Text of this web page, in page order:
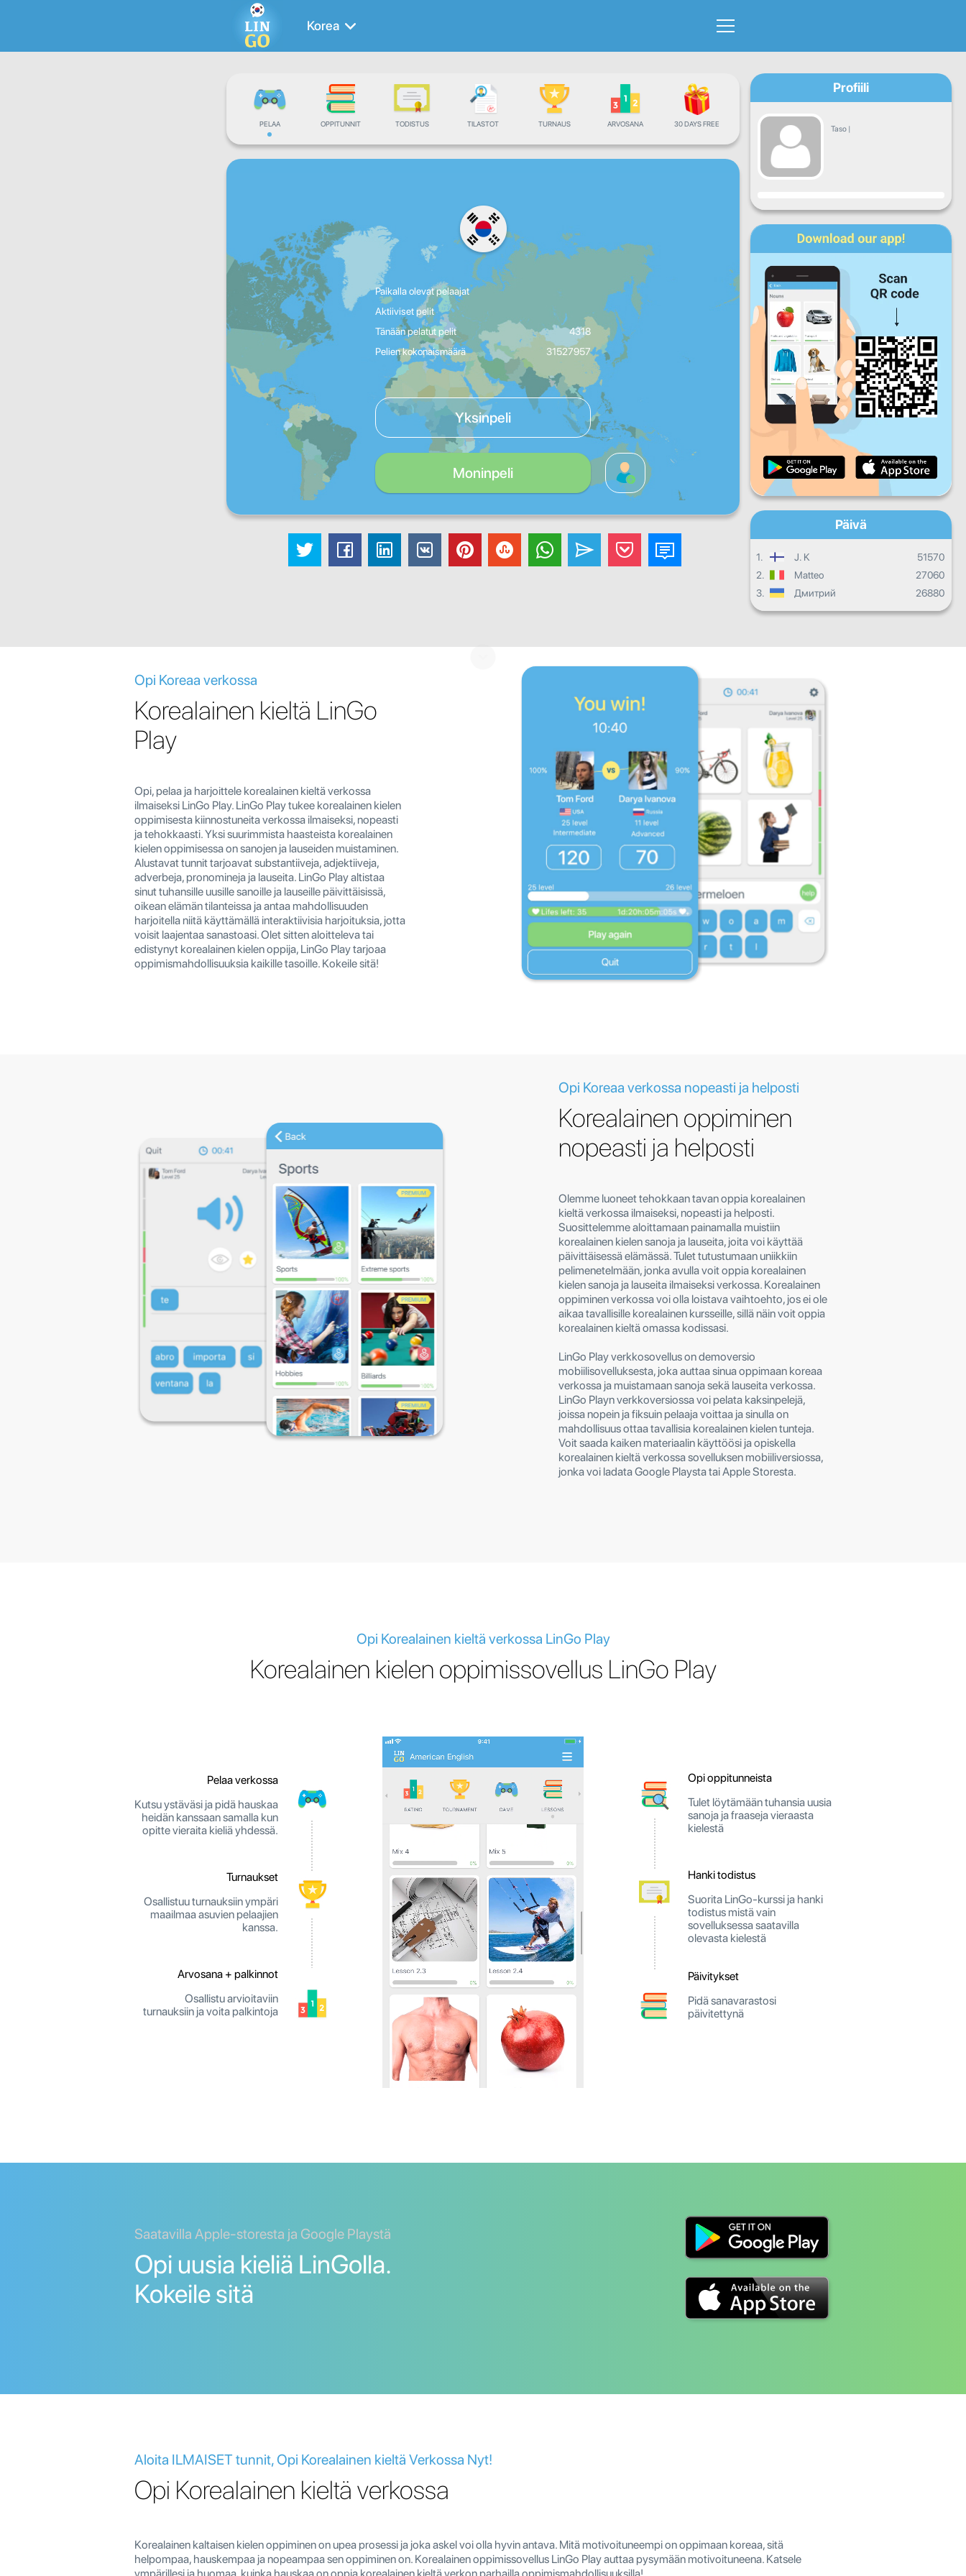
Korea
PELAA OPPITUNNIT TODISTUS TILASTOT TURNAUS ARVOSANA 30 DAYS FREE
Paikalla olevat pelaajat
Aktiiviset pelit
Tänään pelatut pelit
4318
Pelien kokonaismäärä
31527957
Yksinpeli
Moninpeli
Profiili
Taso |
Edistyminen
Ma Ke To
La Su
Päivittäinen edistyminen
Kuukausittainen edistyminen
Kokonaisedistyminen
Päivä
1. J. K
51570
2.
Matteo
27060
3.
Дмитрий 26880
Opi Koreaa verkossa
Korealainen kieltä LinGo
Play
Opi, pelaa ja harjoittele korealainen kieltä verkossa
ilmaiseksi LinGo Play. LinGo Play tukee korealainen kielen
oppimisesta kiinnostuneita verkossa ilmaiseksi, nopeasti
ja tehokkaasti. Yksi suurimmista haasteista korealainen
kielen oppimisessa on sanojen ja lauseiden muistaminen.
Alustavat tunnit tarjoavat substantiiveja, adjektiiveja,
adverbeja, pronomineja ja lauseita. LinGo Play altistaa
sinut tuhansille uusille sanoille ja lauseille päivittäisissä,
oikean elämän tilanteissa ja antaa mahdollisuuden
harjoitella niitä käyttämällä interaktiivisia harjoituksia, jotta
voisit laajentaa sanastoasi. Olet sitten aloitteleva tai
edistynyt korealainen kielen oppija, LinGo Play tarjoaa
oppimismahdollisuuksia kaikille tasoille. Kokeile sitä!
Opi Koreaa verkossa nopeasti ja helposti
Korealainen oppiminen
nopeasti ja helposti
Olemme luoneet tehokkaan tavan oppia korealainen
kieltä verkossa ilmaiseksi, nopeasti ja helposti.
Suosittelemme aloittamaan painamalla muistiin
korealainen kielen sanoja ja lauseita, joita voi käyttää
päivittäisessä elämässä. Tulet tutustumaan uniikkiin
pelimenetelmään, jonka avulla voit oppia korealainen
kielen sanoja ja lauseita ilmaiseksi verkossa. Korealainen
oppiminen verkossa voi olla loistava vaihtoehto, jos ei ole
aikaa tavallisille korealainen kursseille, sillä näin voit oppia
korealainen kieltä omassa kodissasi.
LinGo Play verkkosovellus on demoversio
mobiilisovelluksesta, joka auttaa sinua oppimaan koreaa
verkossa ja muistamaan sanoja sekä lauseita verkossa.
LinGo Playn verkkoversiossa voi pelata kaksinpelejä,
joissa nopein ja fiksuin pelaaja voittaa ja sinulla on
mahdollisuus ottaa tavallisia korealainen kielen tunteja.
Voit saada kaiken materiaalin käyttöösi ja opiskella
korealainen kieltä verkossa sovelluksen mobiiliversiossa,
jonka voi ladata Google Playsta tai Apple Storesta.
Opi Korealainen kieltä verkossa LinGo Play
Korealainen kielen oppimissovellus LinGo Play
Pelaa verkossa
Kutsu ystäväsi ja pidä hauskaa
heidän kanssaan samalla kun
opitte vieraita kieliä yhdessä.
Turnaukset
Osallistuu turnauksiin ympäri
maailmaa asuvien pelaajien
kanssa.
Arvosana + palkinnot
Osallistu arvioitaviin
turnauksiin ja voita palkintoja
Opi oppitunneista
Tulet löytämään tuhansia uusia
sanoja ja fraaseja vieraasta
kielestä
Hanki todistus
Suorita LinGo-kurssi ja hanki
todistus mistä vain
sovelluksessa saatavilla
olevasta kielestä
Päivitykset
Pidä sanavarastosi
päivitettynä
Saatavilla Apple-storesta ja Google Playstä
Opi uusia kieliä LinGolla.
Kokeile sitä
Aloita ILMAISET tunnit, Opi Korealainen kieltä Verkossa Nyt!
Opi Korealainen kieltä verkossa
Korealainen kaltaisen kielen oppiminen on upea prosessi ja joka askel voi olla hyvin antava. Mitä motivoituneempi on oppimaan koreaa, sitä
helpompaa, hauskempaa ja nopeampaa sen oppiminen on. Korealainen oppimissovellus LinGo Play auttaa pysymään motivoituneena. Katsele
ympärillesi ja huomaa, kuinka hauskaa on oppia korealainen kieltä verkon parhailla oppimismahdollisuuksilla!